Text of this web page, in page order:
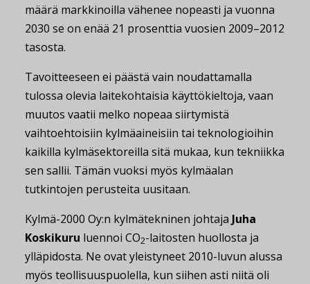
määrä markkinoilla vähenee nopeasti ja vuonna
2030 se on enää 21 prosenttia vuosien 2009–2012
tasosta.
Tavoitteeseen ei päästä vain noudattamalla
tulossa olevia laitekohtaisia käyttökieltoja, vaan
muutos vaatii melko nopeaa siirtymistä
vaihtoehtoisiin kylmäaineisiin tai teknologioihin
kaikilla kylmäsektoreilla sitä mukaa, kun tekniikka
sen sallii. Tämän vuoksi myös kylmäalan
tutkintojen perusteita uusitaan.
Kylmä-2000 Oy:n kylmätekninen johtaja Juha
Koskikuru luennoi CO2-laitosten huollosta ja
ylläpidosta. Ne ovat yleistyneet 2010-luvun alussa
myös teollisuuspuolella, kun siihen asti niitä oli